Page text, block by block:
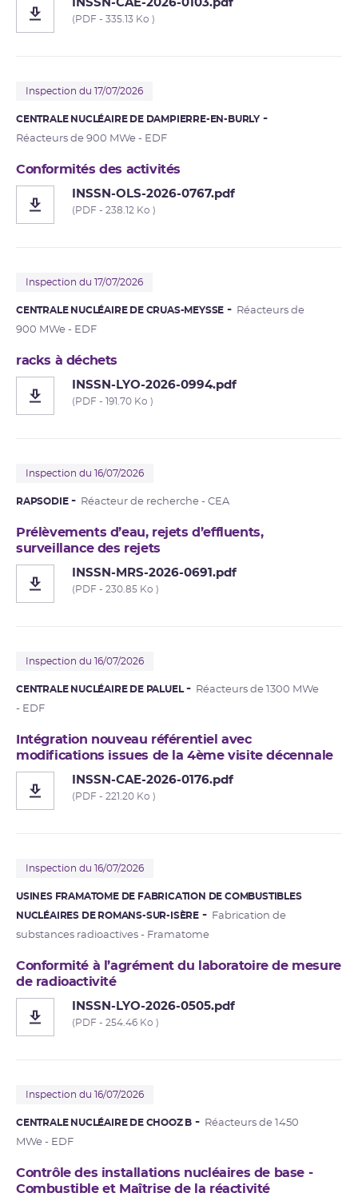
INSSN-CAE-2026-0103.pdf
(PDF - 335.13 Ko )
Inspection du 17/07/2026
CENTRALE NUCLÉAIRE DE DAMPIERRE-EN-BURLY
Réacteurs de 900 MWe - EDF
Conformités des activités
INSSN-OLS-2026-0767.pdf
(PDF - 238.12 Ko )
Inspection du 17/07/2026
CENTRALE NUCLÉAIRE DE CRUAS-MEYSSE
Réacteurs de
900 MWe - EDF
racks à déchets
INSSN-LYO-2026-0994.pdf
(PDF - 191.70 Ko )
Inspection du 16/07/2026
RAPSODIE Réacteur de recherche - CEA
Prélèvements d’eau, rejets d’effluents,
surveillance des rejets
INSSN-MRS-2026-0691.pdf
(PDF - 230.85 Ko )
Inspection du 16/07/2026
CENTRALE NUCLÉAIRE DE PALUEL
Réacteurs de 1300 MWe
- EDF
Intégration nouveau référentiel avec
modifications issues de la 4ème visite décennale
INSSN-CAE-2026-0176.pdf
(PDF - 221.20 Ko )
Inspection du 16/07/2026
USINES FRAMATOME DE FABRICATION DE COMBUSTIBLES
NUCLÉAIRES DE ROMANS-SUR-ISÈRE
Fabrication de
substances radioactives - Framatome
Conformité à l’agrément du laboratoire de mesure
de radioactivité
INSSN-LYO-2026-0505.pdf
(PDF - 254.46 Ko )
Inspection du 16/07/2026
CENTRALE NUCLÉAIRE DE CHOOZ B
Réacteurs de 1450
MWe - EDF
Contrôle des installations nucléaires de base -
Combustible et Maîtrise de la réactivité